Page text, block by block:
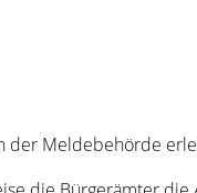
der Meldebehörde